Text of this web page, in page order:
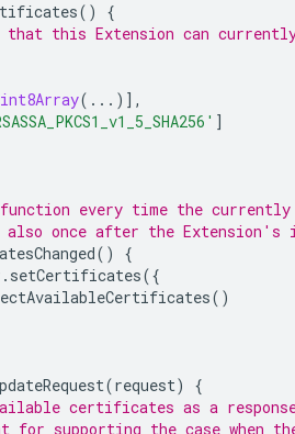
()
{
this Extension can
(...)],
]
every time the
also once after the
()
{
. setCertificates({
()
(request)
{
certificates as a
supporting the case when